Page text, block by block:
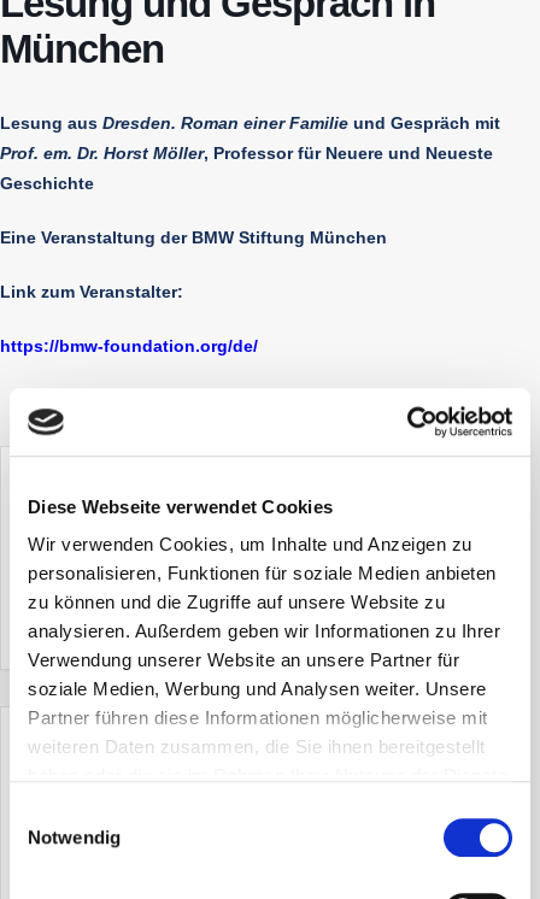
Diese Webseite verwendet Cookies
Wir verwenden Cookies, um Inhalte und Anzeigen zu
personalisieren, Funktionen für soziale Medien anbieten
zu können und die Zugriffe auf unsere Website zu
analysieren. Außerdem geben wir Informationen zu Ihrer
Verwendung unserer Website an unsere Partner für
soziale Medien, Werbung und Analysen weiter. Unsere
Partner führen diese Informationen möglicherweise mit
weiteren Daten zusammen, die Sie ihnen bereitgestellt
Notwendig
München
Lesung aus Dresden. Roman einer Familie und Gespräch mit
Prof. em. Dr. Horst Möller, Professor für Neuere und Neueste
Geschichte
Eine Veranstaltung der BMW Stiftung München
Link zum Veranstalter:
https://bmw-foundation.org/de/
TEILE DIESE VERANSTALTUNG